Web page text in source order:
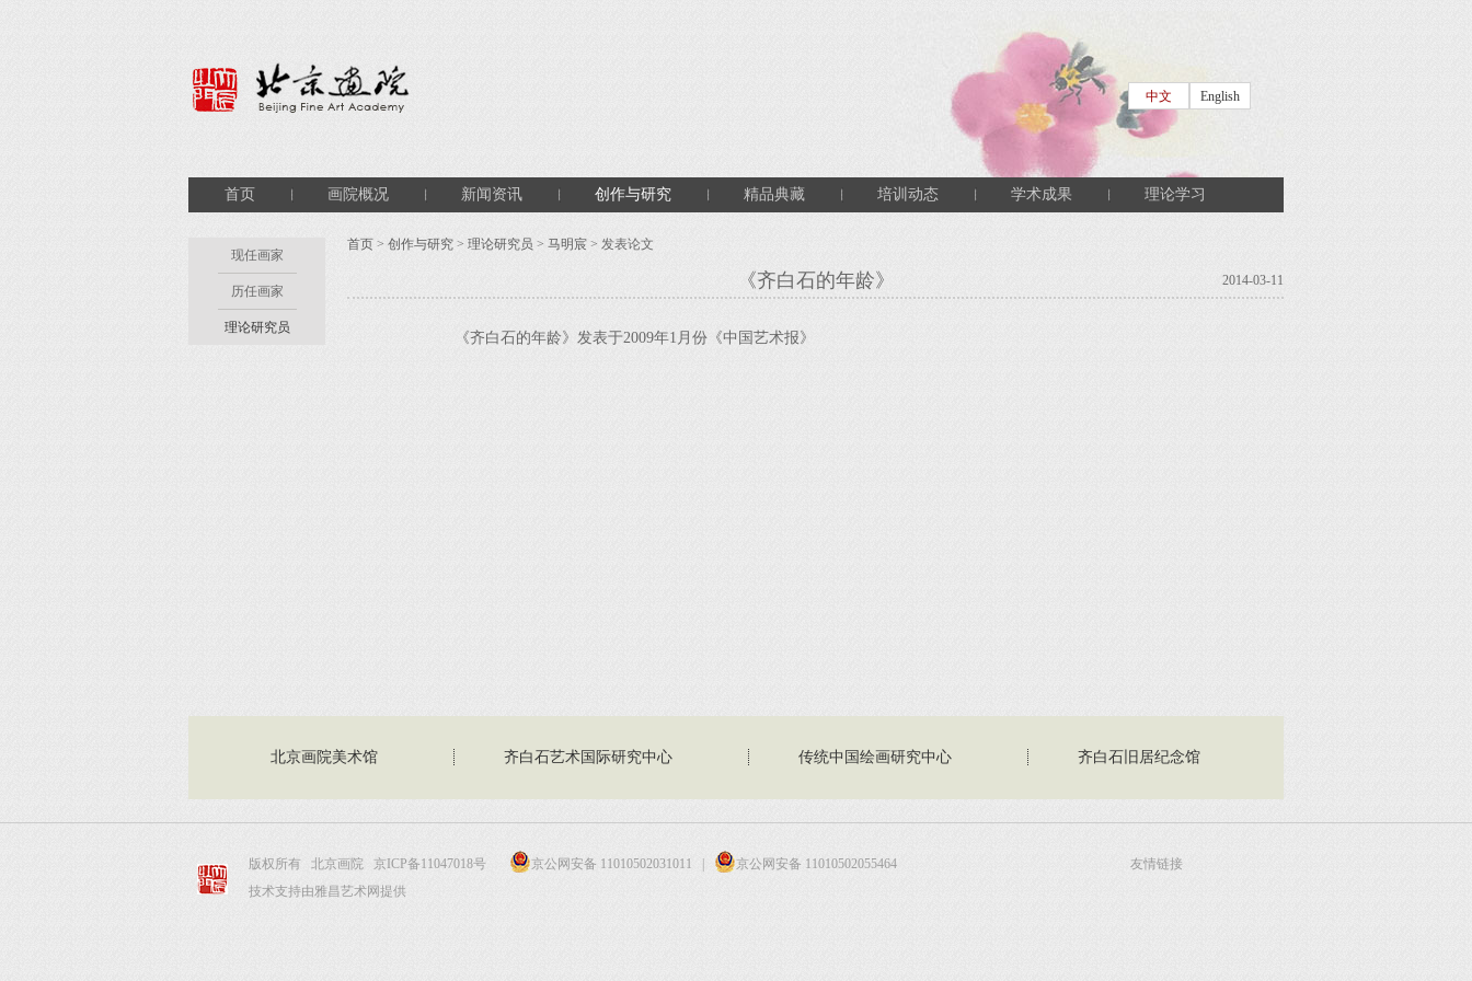
English
中文
首页 画院概况 新闻资讯 创作与研究 精品典藏 培训动态 学术成果 理论学习
现任画家
历任画家
理论研究员
首页 > 创作与研究 > 理论研究员 > 马明宸 > 发表论文
《齐白石的年龄》 2014-03-11
《齐白石的年龄》发表于2009年1月份《中国艺术报》
北京画院美术馆 齐白石艺术国际研究中心 传统中国绘画研究中心 齐白石旧居纪念馆
友情链接
版权所有 北京画院 京ICP备11047018号 京公网安备 11010502031011
京公网安备 11010502055464
技术支持由雅昌艺术网提供